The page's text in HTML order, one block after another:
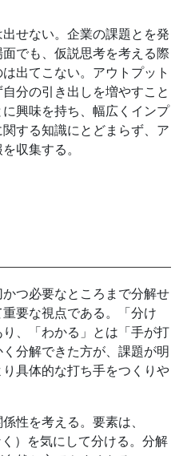
せない。企業の課題とを発
でも、仮説思考を考える際
出てこない。アウトプット
分の引き出しを増やすこと
興味を持ち、幅広くインプ
する知識にとどまらず、ア
収集する。
つ必要なところまで分解せ
要な視点である。「分け
、「わかる」とは「手が打
分解できた方が、課題が明
具体的な打ち手をつくりや
性を考える。要素は、
）を気にして分ける。分解